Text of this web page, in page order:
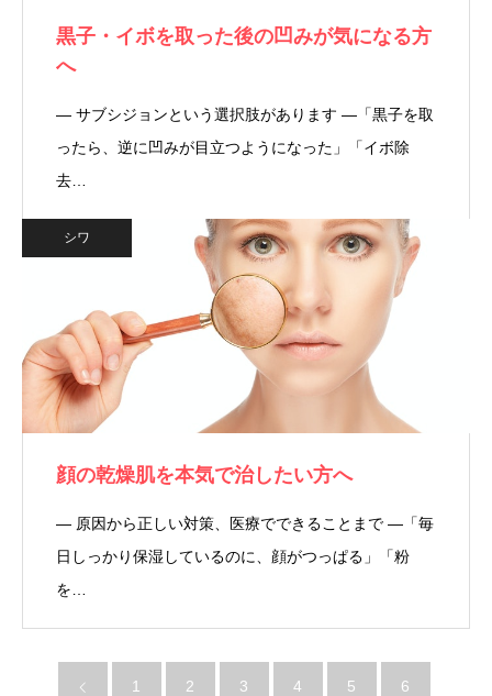
黒子・イボを取った後の凹みが気になる方
へ
― サブシジョンという選択肢があります ―「黒子を取
ったら、逆に凹みが目立つようになった」「イボ除
去…
シワ
顔の乾燥肌を本気で治したい方へ
― 原因から正しい対策、医療でできることまで ―「毎
日しっかり保湿しているのに、顔がつっぱる」「粉
を…
1 2 3 4 5 6